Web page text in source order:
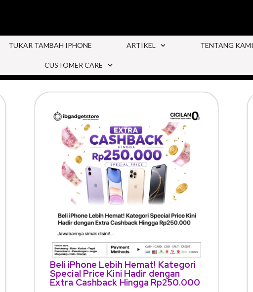
TUKAR TAMBAH IPHONE ARTIKEL TENTANG KAMI
CUSTOMER CARE
Beli iPhone Lebih Hemat! Kategori
Special Price Kini Hadir dengan
Extra Cashback Hingga Rp250.000